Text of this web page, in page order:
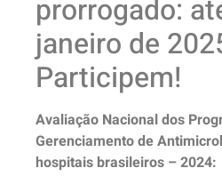
prorrogado:
janeiro de
Participem!
Avaliação Nacional dos
Gerenciamento de
hospitais brasileiros – 2024: